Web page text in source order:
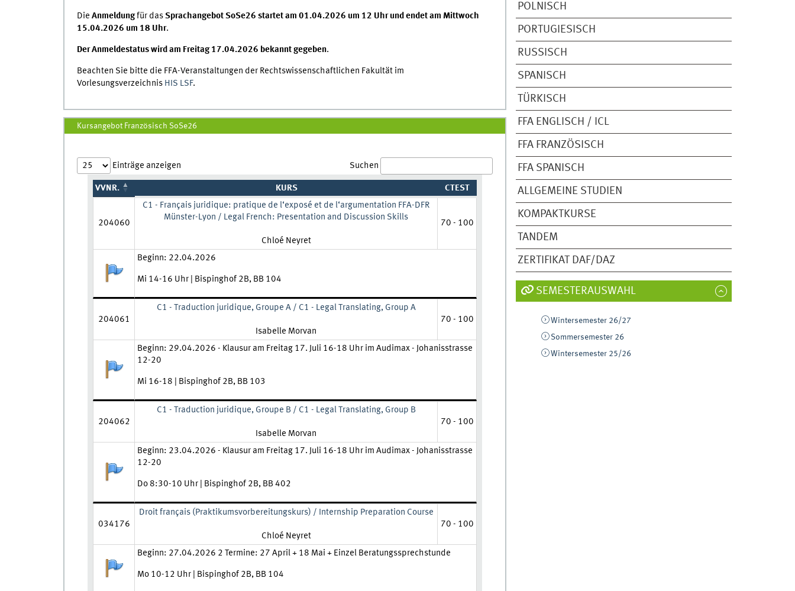
POLNISCH
PORTUGIESISCH
RUSSISCH
SPANISCH
TÜRKISCH
FFA ENGLISCH / ICL
FFA FRANZÖSISCH
FFA SPANISCH
ALLGEMEINE STUDIEN
KOMPAKTKURSE
TANDEM
ZERTIFIKAT DAF/DAZ
Die Anmeldungfür dasSprachangebot SoSe26 startet am 01.04.2026 um 12 Uhr und endet am Mittwoch
15.04.2026 um 18 Uhr.
Der Anmeldestatus wird am Freitag 17.04.2026 bekannt gegeben.
Beachten Sie bitte die FFA-Veranstaltungen der Rechtswissenschaftlichen Fakultät im
Vorlesungsverzeichnis HIS LSF.
Kursangebot Französisch SoSe26
Einträge anzeigen Suchen
VVNR. KURS CTEST
204060
C1 - Français juridique: pratique de l‘exposé et de l‘argumentation FFA-DFR
Münster-Lyon / Legal French: Presentation and Discussion Skills
Lehrkraft:
Chloé Neyret
70 - 100
Anmeldestatus:
Zeit und Ort:
Beginn: 22.04.2026
Mi 14-16 Uhr | Bispinghof 2B, BB 104
204061
C1 - Traduction juridique, Groupe A / C1 - Legal Translating, Group A
Lehrkraft:
Isabelle Morvan
70 - 100
Anmeldestatus:
Zeit und Ort:
Beginn: 29.04.2026 - Klausur am Freitag 17. Juli 16-18 Uhr im Audimax - Johanisstrasse
12-20
Mi 16-18 | Bispinghof 2B, BB 103
204062
C1 - Traduction juridique, Groupe B / C1 - Legal Translating, Group B
Lehrkraft:
Isabelle Morvan
70 - 100
Anmeldestatus:
Zeit und Ort:
Beginn: 23.04.2026 - Klausur am Freitag 17. Juli 16-18 Uhr im Audimax - Johanisstrasse
12-20
Do 8:30-10 Uhr | Bispinghof 2B, BB 402
034176
Droit français (Praktikumsvorbereitungskurs) / Internship Preparation Course
Lehrkraft:
Chloé Neyret
70 - 100
Anmeldestatus:
Zeit und Ort:
Beginn: 27.04.2026 2 Termine: 27 April + 18 Mai + Einzel Beratungssprechstunde
Mo 10-12 Uhr | Bispinghof 2B, BB 104
SEMESTERAUSWAHL
Wintersemester 26/27
Sommersemester 26
Wintersemester 25/26